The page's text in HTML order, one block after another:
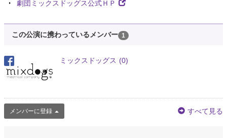
劇団ミックスドッグス公式ＨＰ
この公演に携わっているメンバー 1
ミックスドッグス (0)
メンバーに登録 すべて見る